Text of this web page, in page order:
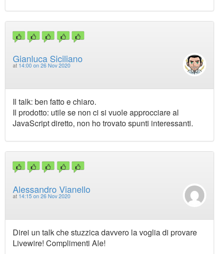
Gianluca Siciliano
at 14:00 on 26 Nov 2020
Il talk: ben fatto e chiaro.
Il prodotto: utile se non ci si vuole approcciare al
JavaScript diretto, non ho trovato spunti interessanti.
Alessandro Vianello
at 14:15 on 26 Nov 2020
Direi un talk che stuzzica davvero la voglia di provare
Livewire! Complimenti Ale!